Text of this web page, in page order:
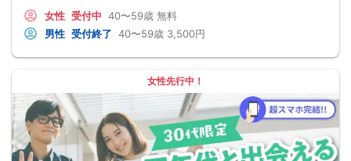
女性 受付中 40〜59歳 無料
男性 受付終了 40〜59歳 3,500円
女性先行中！